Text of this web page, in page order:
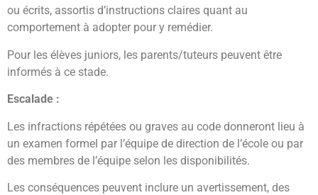
ou écrits, assortis d’instructions claires quant au
comportement à adopter pour y remédier.
Pour les élèves juniors, les parents/tuteurs peuvent être
informés à ce stade.
Escalade :
Les infractions répétées ou graves au code donneront lieu à
un examen formel par l’équipe de direction de l’école ou par
des membres de l’équipe selon les disponibilités.
Les conséquences peuvent inclure un avertissement, des